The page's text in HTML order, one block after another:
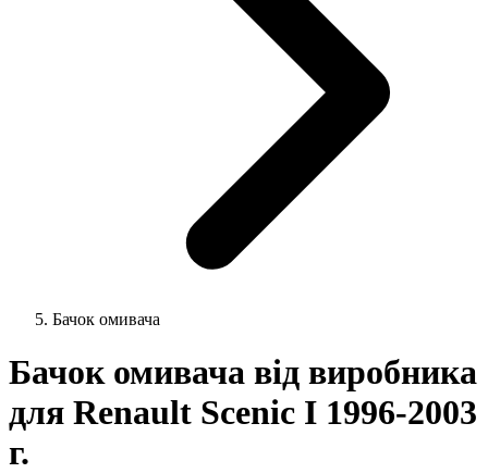
Бачок омивача
Бачок омивача від виробника
для Renault Scenic I 1996-2003
г.